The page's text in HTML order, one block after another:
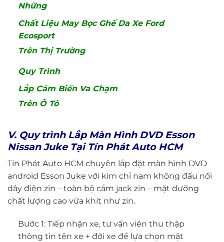
Những
Chất Liệu May Bọc Ghế Da Xe Ford
Ecosport
Trên Thị Trường
Quy Trình
Lắp Cảm Biến Va Chạm
Trên Ô Tô
V. Quy trình Lắp Màn Hình DVD Esson
Nissan Juke Tại Tín Phát Auto HCM
Tín Phát Auto HCM chuyên lắp đặt màn hình DVD
android Esson Juke với kim chỉ nam không đấu nối
dây điện zin – toàn bộ cắm jack zin – mặt dưỡng
chất lượng cao vừa khít như zin.
Bước 1: Tiếp nhận xe, tư vấn viên thu thập
thông tin tên xe + đời xe để lựa chọn mặt